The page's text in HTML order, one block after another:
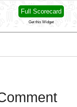
Full Scorecard
Get this Widget